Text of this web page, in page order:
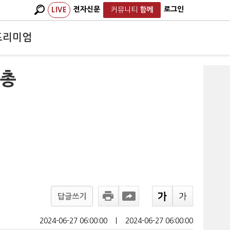
LIVE 전자신문 커뮤니티 함께 로그인
리미엄
답글쓰기
2024-06-27 06:00:00 2024-06-27 06:00:00